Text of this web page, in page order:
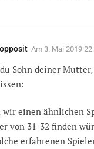
Am 3. Mai 2019
Sohn deiner
wir einen ähnlichen
von 31-32 finden
erfahrenen